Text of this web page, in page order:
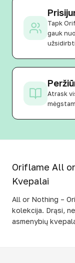
Tapk
gauk
Atrask
Oriflame All
Kvepalai
All or Nothing –
kolekcija. Drąsi,
asmenybių